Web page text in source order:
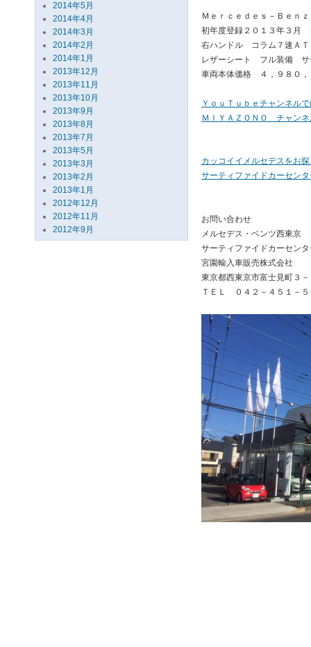
2014年5月
2014年4月
2014年3月
2014年2月
2014年1月
2013年12月
2013年11月
2013年10月
2013年9月
2013年8月
2013年7月
2013年5月
2013年3月
2013年2月
2013年1月
2012年12月
2012年11月
2012年9月
Ｍｅｒｃｅｄｅｓ－Ｂｅｎ
初年度登録２０１３年３月
右ハンドル コラム７速Ａ
レザーシート フル装備 サ
車両本体価格 ４，９８０，
ＹｏｕＴｕｂｅチャンネル
ＭＩＹＡＺＯＮＯ チャンネ
カッコイイメルセデスをお
サーティファイドカーセン
お問い合わせ
メルセデス・ベンツ西東京
サーティファイドカーセン
宮園輸入車販売株式会社
東京都西東京市富士見町３
ＴＥＬ ０４２－４５１－５